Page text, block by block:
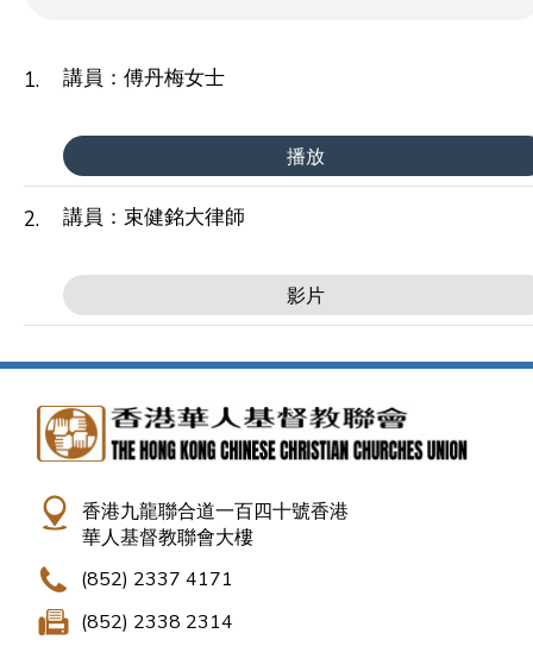
1. 講員：傅丹梅女士
播放
2. 講員：束健銘大律師
影片
香港九龍聯合道一百四十號香港
華人基督教聯會大樓
(852) 2337 4171
(852) 2338 2314